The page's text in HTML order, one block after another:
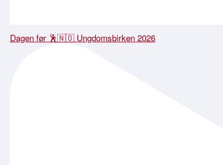
Dagen før 🕺🇳🇴 Ungdomsbirken 2026